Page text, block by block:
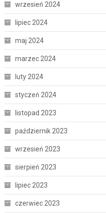
wrzesień 2024
lipiec 2024
maj 2024
marzec 2024
luty 2024
styczeń 2024
listopad 2023
październik 2023
wrzesień 2023
sierpień 2023
lipiec 2023
czerwiec 2023